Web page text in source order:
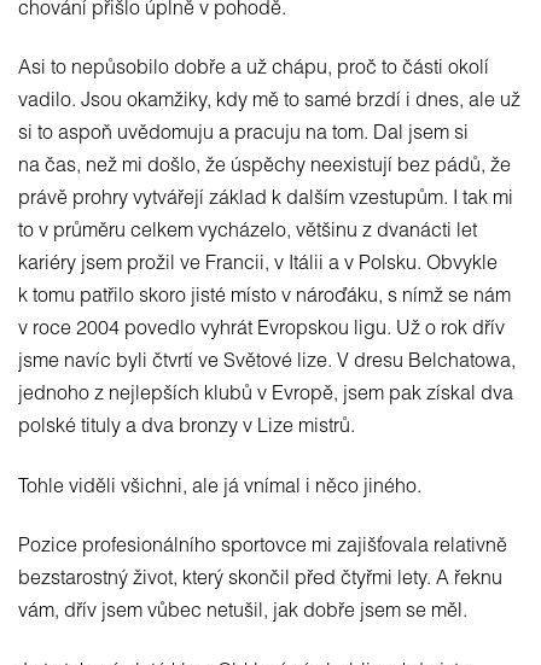
chování přišlo úplně v pohodě.
Asi to nepůsobilo dobře a už chápu, proč to části okolí
vadilo. Jsou okamžiky, kdy mě to samé brzdí i dnes, ale už
si to aspoň uvědomuju a pracuju na tom. Dal jsem si
na čas, než mi došlo, že úspěchy neexistují bez pádů, že
právě prohry vytvářejí základ k dalším vzestupům. I tak mi
to v průměru celkem vycházelo, většinu z dvanácti let
kariéry jsem prožil ve Francii, v Itálii a v Polsku. Obvykle
k tomu patřilo skoro jisté místo v nároďáku, s nímž se nám
v roce 2004 povedlo vyhrát Evropskou ligu. Už o rok dřív
jsme navíc byli čtvrtí ve Světové lize. V dresu Belchatowa,
jednoho z nejlepších klubů v Evropě, jsem pak získal dva
polské tituly a dva bronzy v Lize mistrů.
Tohle viděli všichni, ale já vnímal i něco jiného.
Pozice profesionálního sportovce mi zajišťovala relativně
bezstarostný život, který skončil před čtyřmi lety. A řeknu
vám, dřív jsem vůbec netušil, jak dobře jsem se měl.